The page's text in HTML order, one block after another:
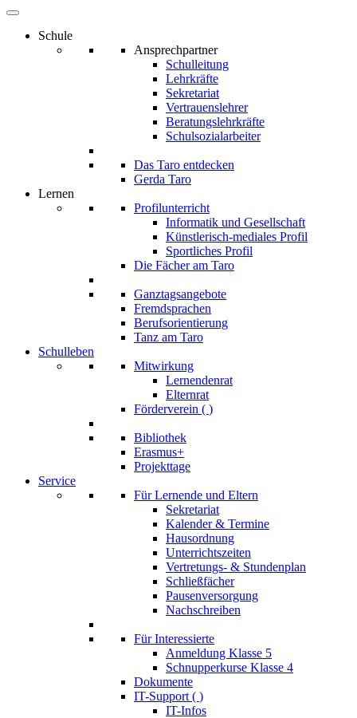
Schule
Ansprechpartner
Schulleitung
Lehrkräfte
Sekretariat
Vertrauenslehrer
Beratungslehrkräfte
Schulsozialarbeiter
Das Taro entdecken
Gerda Taro
Lernen
Profilunterricht
Informatik und Gesellschaft
Künstlerisch-mediales Profil
Sportliches Profil
Die Fächer am Taro
Ganztagsangebote
Fremdsprachen
Berufsorientierung
Tanz am Taro
Schulleben
Mitwirkung
Lernendenrat
Elternrat
Förderverein ( )
Bibliothek
Erasmus+
Projekttage
Service
Für Lernende und Eltern
Sekretariat
Kalender & Termine
Hausordnung
Unterrichtszeiten
Vertretungs- & Stundenplan
Schließfächer
Pausenversorgung
Nachschreiben
Für Interessierte
Anmeldung Klasse 5
Schnupperkurse Klasse 4
Dokumente
IT-Support ( )
IT-Infos